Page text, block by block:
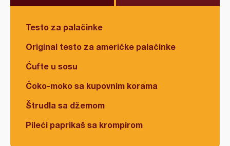
Testo za palačinke
Original testo za američke palačinke
Ćufte u sosu
Čoko-moko sa kupovnim korama
Štrudla sa džemom
Pileći paprikaš sa krompirom